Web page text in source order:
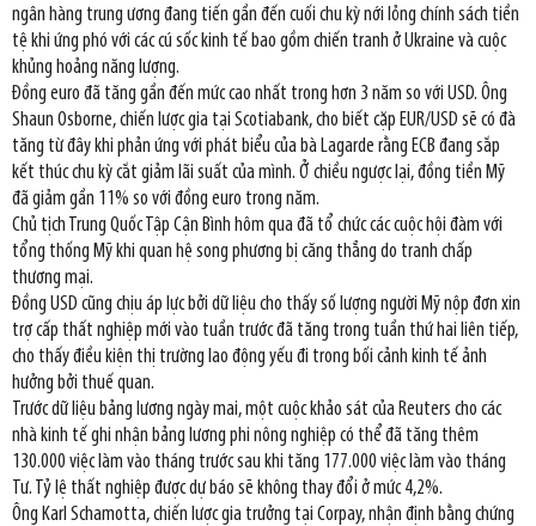
ngân hàng trung ương đang tiến gần đến cuối chu kỳ nới lỏng chính sách tiền
tệ khi ứng phó với các cú sốc kinh tế bao gồm chiến tranh ở Ukraine và cuộc
khủng hoảng năng lượng.
Đồng euro đã tăng gần đến mức cao nhất trong hơn 3 năm so với USD. Ông
Shaun Osborne, chiến lược gia tại Scotiabank, cho biết cặp EUR/USD sẽ có đà
tăng từ đây khi phản ứng với phát biểu của bà Lagarde rằng ECB đang sắp
kết thúc chu kỳ cắt giảm lãi suất của mình. Ở chiều ngược lại, đồng tiền Mỹ
đã giảm gần 11% so với đồng euro trong năm.
Chủ tịch Trung Quốc Tập Cận Bình hôm qua đã tổ chức các cuộc hội đàm với
tổng thống Mỹ khi quan hệ song phương bị căng thẳng do tranh chấp
thương mại.
Đồng USD cũng chịu áp lực bởi dữ liệu cho thấy số lượng người Mỹ nộp đơn xin
trợ cấp thất nghiệp mới vào tuần trước đã tăng trong tuần thứ hai liên tiếp,
cho thấy điều kiện thị trường lao động yếu đi trong bối cảnh kinh tế ảnh
hưởng bởi thuế quan.
Trước dữ liệu bảng lương ngày mai, một cuộc khảo sát của Reuters cho các
nhà kinh tế ghi nhận bảng lương phi nông nghiệp có thể đã tăng thêm
130.000 việc làm vào tháng trước sau khi tăng 177.000 việc làm vào tháng
Tư. Tỷ lệ thất nghiệp được dự báo sẽ không thay đổi ở mức 4,2%.
Ông Karl Schamotta, chiến lược gia trưởng tại Corpay, nhận định bằng chứng